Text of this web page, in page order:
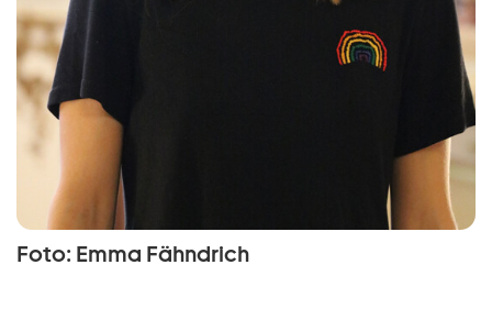
Foto: Emma Fähndrich